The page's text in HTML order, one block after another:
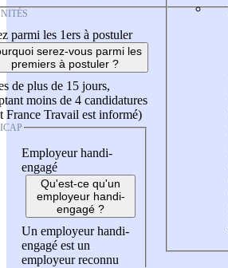
parmi les 1ers à postuler
serez-vous parmi les
premiers à postuler ?
de plus de 15 jours,
moins de 4 candidatures
France Travail est informé)
Employeur handi-
engagé
Qu'est-ce qu'un
employeur handi-
engagé ?
Un employeur handi-
engagé est un
employeur reconnu